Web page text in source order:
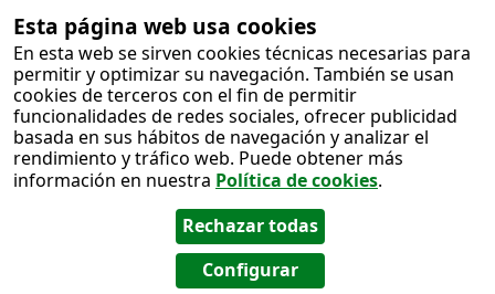
Esta página web usa cookies
En esta web se sirven cookies técnicas necesarias para
permitir y optimizar su navegación. También se usan
cookies de terceros con el fin de permitir
funcionalidades de redes sociales, ofrecer publicidad
basada en sus hábitos de navegación y analizar el
rendimiento y tráfico web. Puede obtener más
información en nuestra Política de cookies.